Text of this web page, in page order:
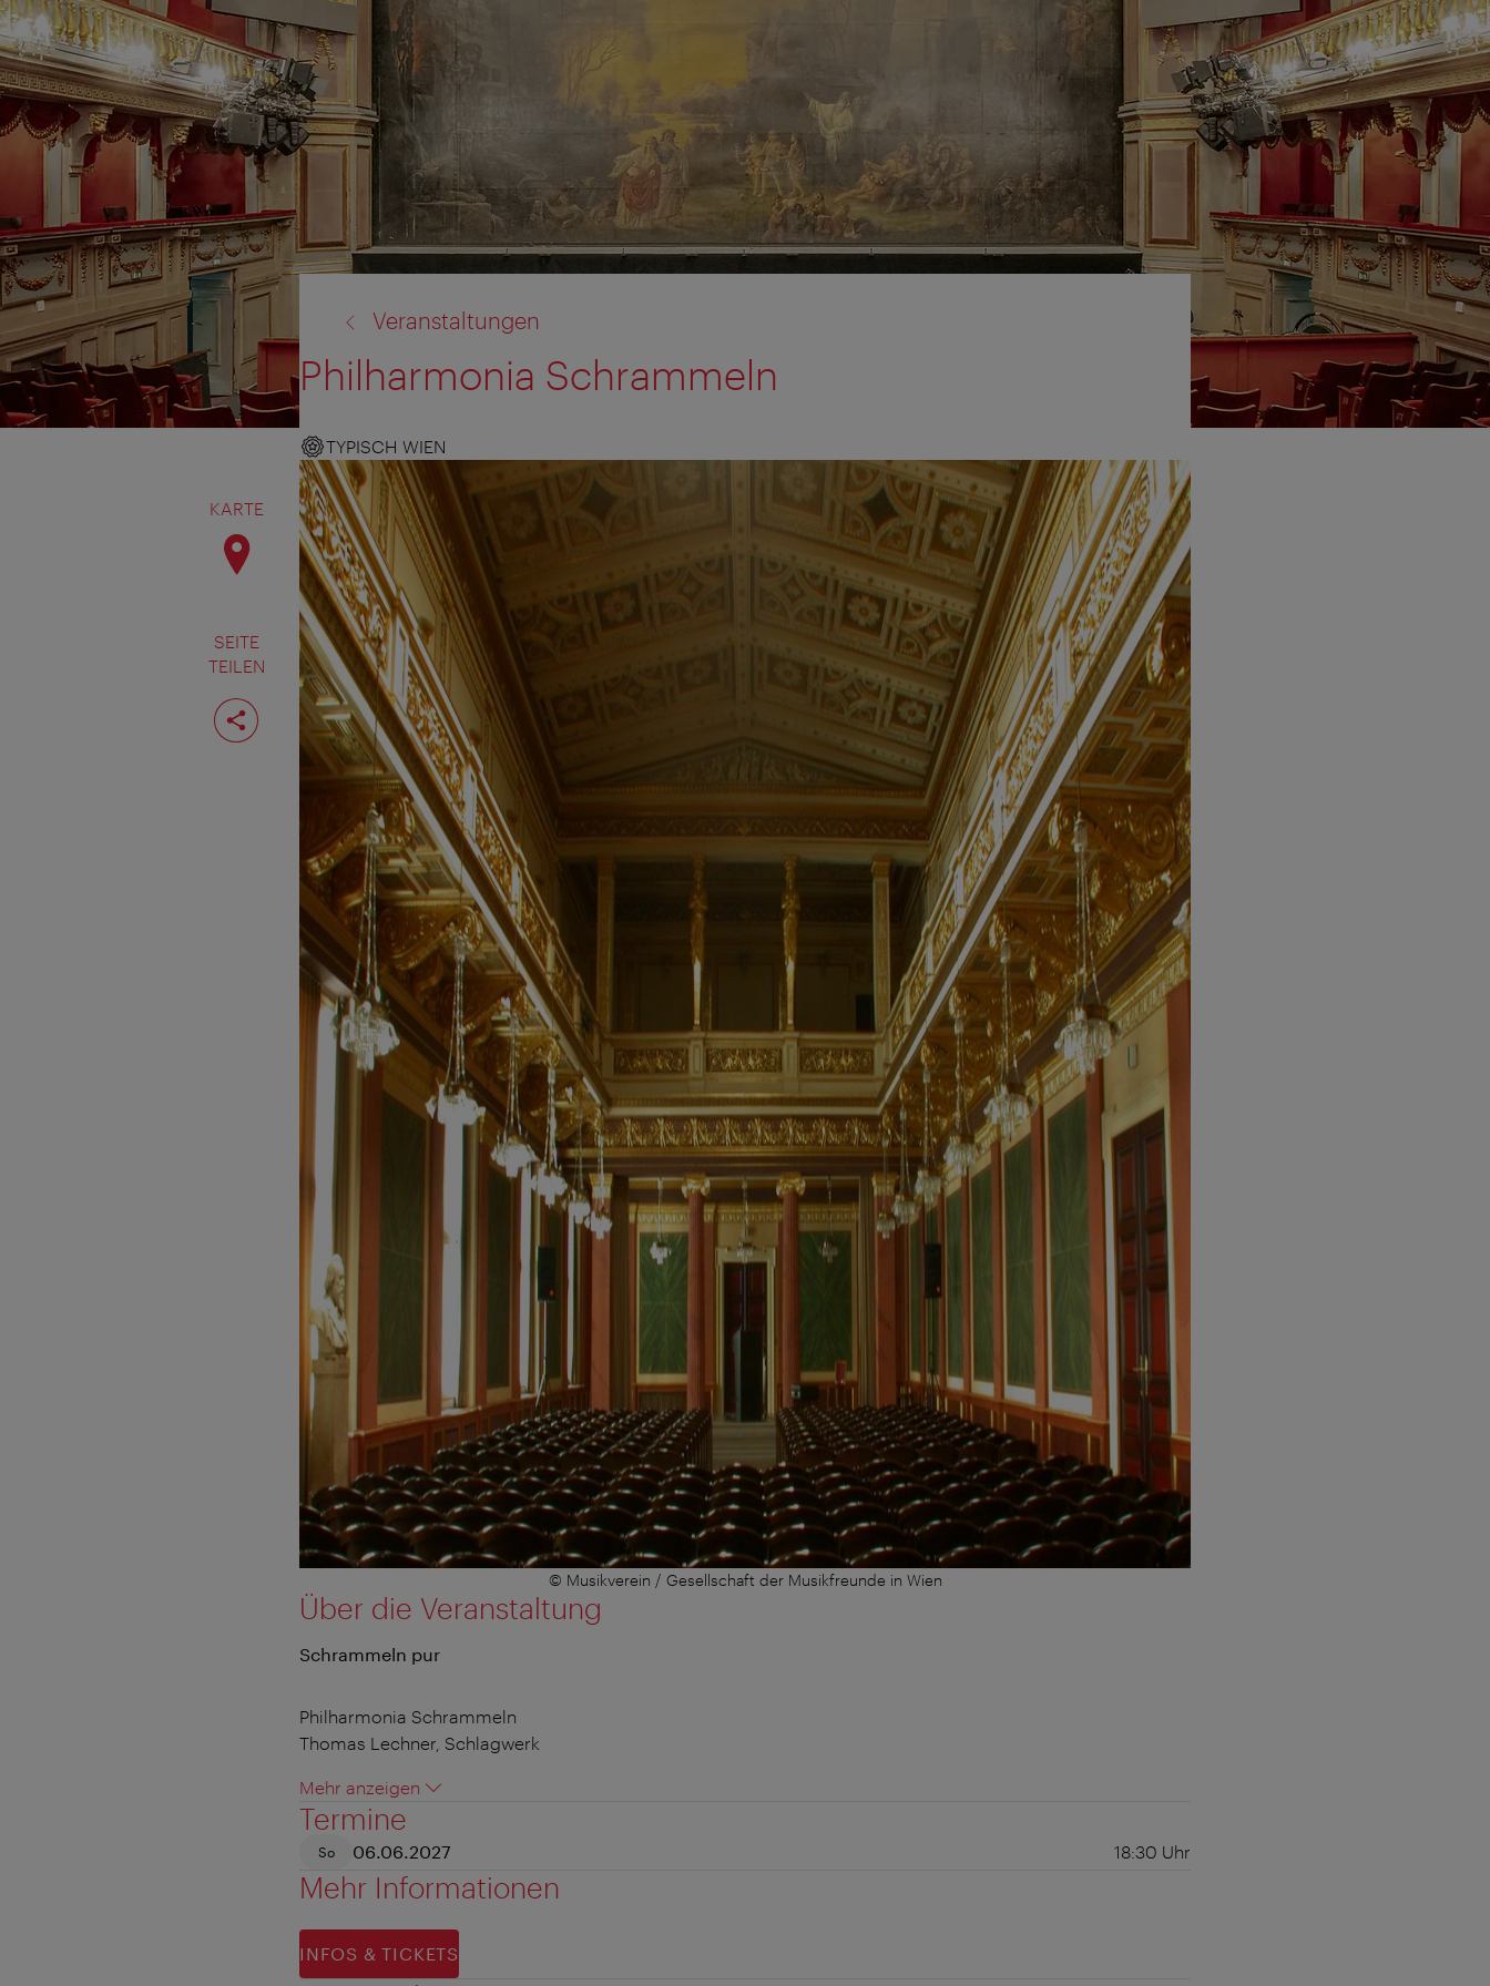
KARTE
SEITE
TEILEN
Seite
teilen
Veranstaltungen
Philharmonia Schrammeln
TYPISCH WIEN
© Musikverein / Gesellschaft der Musikfreunde in Wien
Über die Veranstaltung
Schrammeln pur
Philharmonia Schrammeln
Thomas Lechner, Schlagwerk
Mehr anzeigen
Termine
So 06.06.2027 18:30 Uhr
Mehr Informationen
INFOS & TICKETS